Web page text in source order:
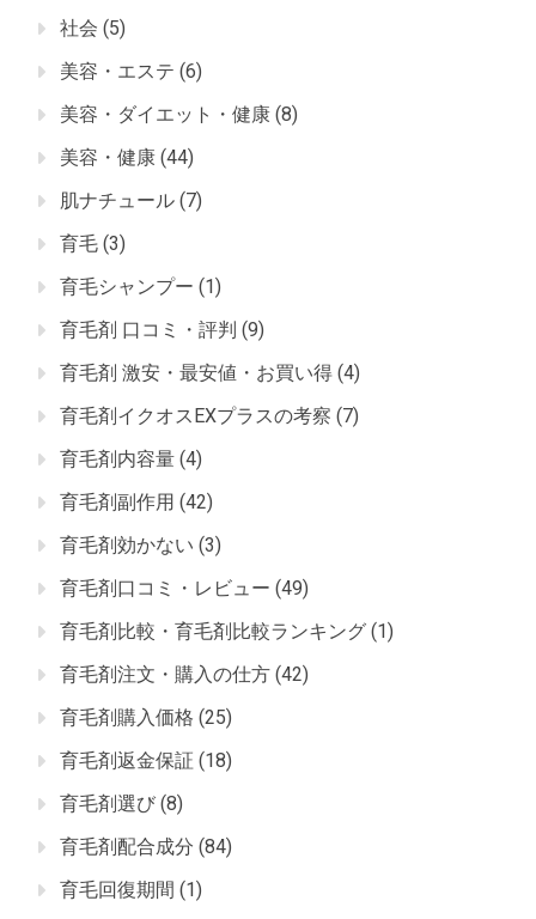
社会 (5)
美容・エステ (6)
美容・ダイエット・健康 (8)
美容・健康 (44)
肌ナチュール (7)
育毛 (3)
育毛シャンプー (1)
育毛剤 口コミ・評判 (9)
育毛剤 激安・最安値・お買い得 (4)
育毛剤イクオスEXプラスの考察 (7)
育毛剤内容量 (4)
育毛剤副作用 (42)
育毛剤効かない (3)
育毛剤口コミ・レビュー (49)
育毛剤比較・育毛剤比較ランキング (1)
育毛剤注文・購入の仕方 (42)
育毛剤購入価格 (25)
育毛剤返金保証 (18)
育毛剤選び (8)
育毛剤配合成分 (84)
育毛回復期間 (1)